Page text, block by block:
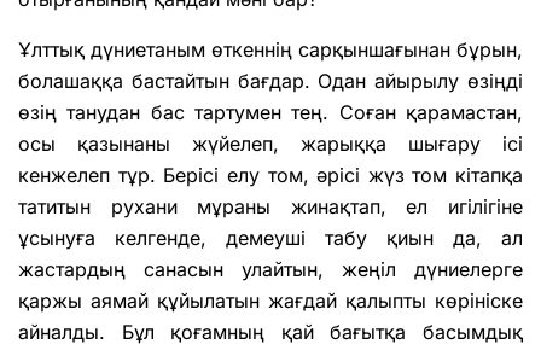
Ұлттық дүниетаным өткеннің сарқыншағынан бұрын,
болашаққа бастайтын бағдар. Одан айырылу өзіңді
өзің танудан бас тартумен тең. Соған қарамастан,
осы қазынаны жүйелеп, жарыққа шығару ісі
кенжелеп тұр. Берісі елу том, әрісі жүз том кітапқа
татитын рухани мұраны жинақтап, ел игілігіне
ұсынуға келгенде, демеуші табу қиын да, ал
жастардың санасын улайтын, жеңіл дүниелерге
қаржы аямай құйылатын жағдай қалыпты көрініске
айналды. Бұл қоғамның қай бағытқа басымдық